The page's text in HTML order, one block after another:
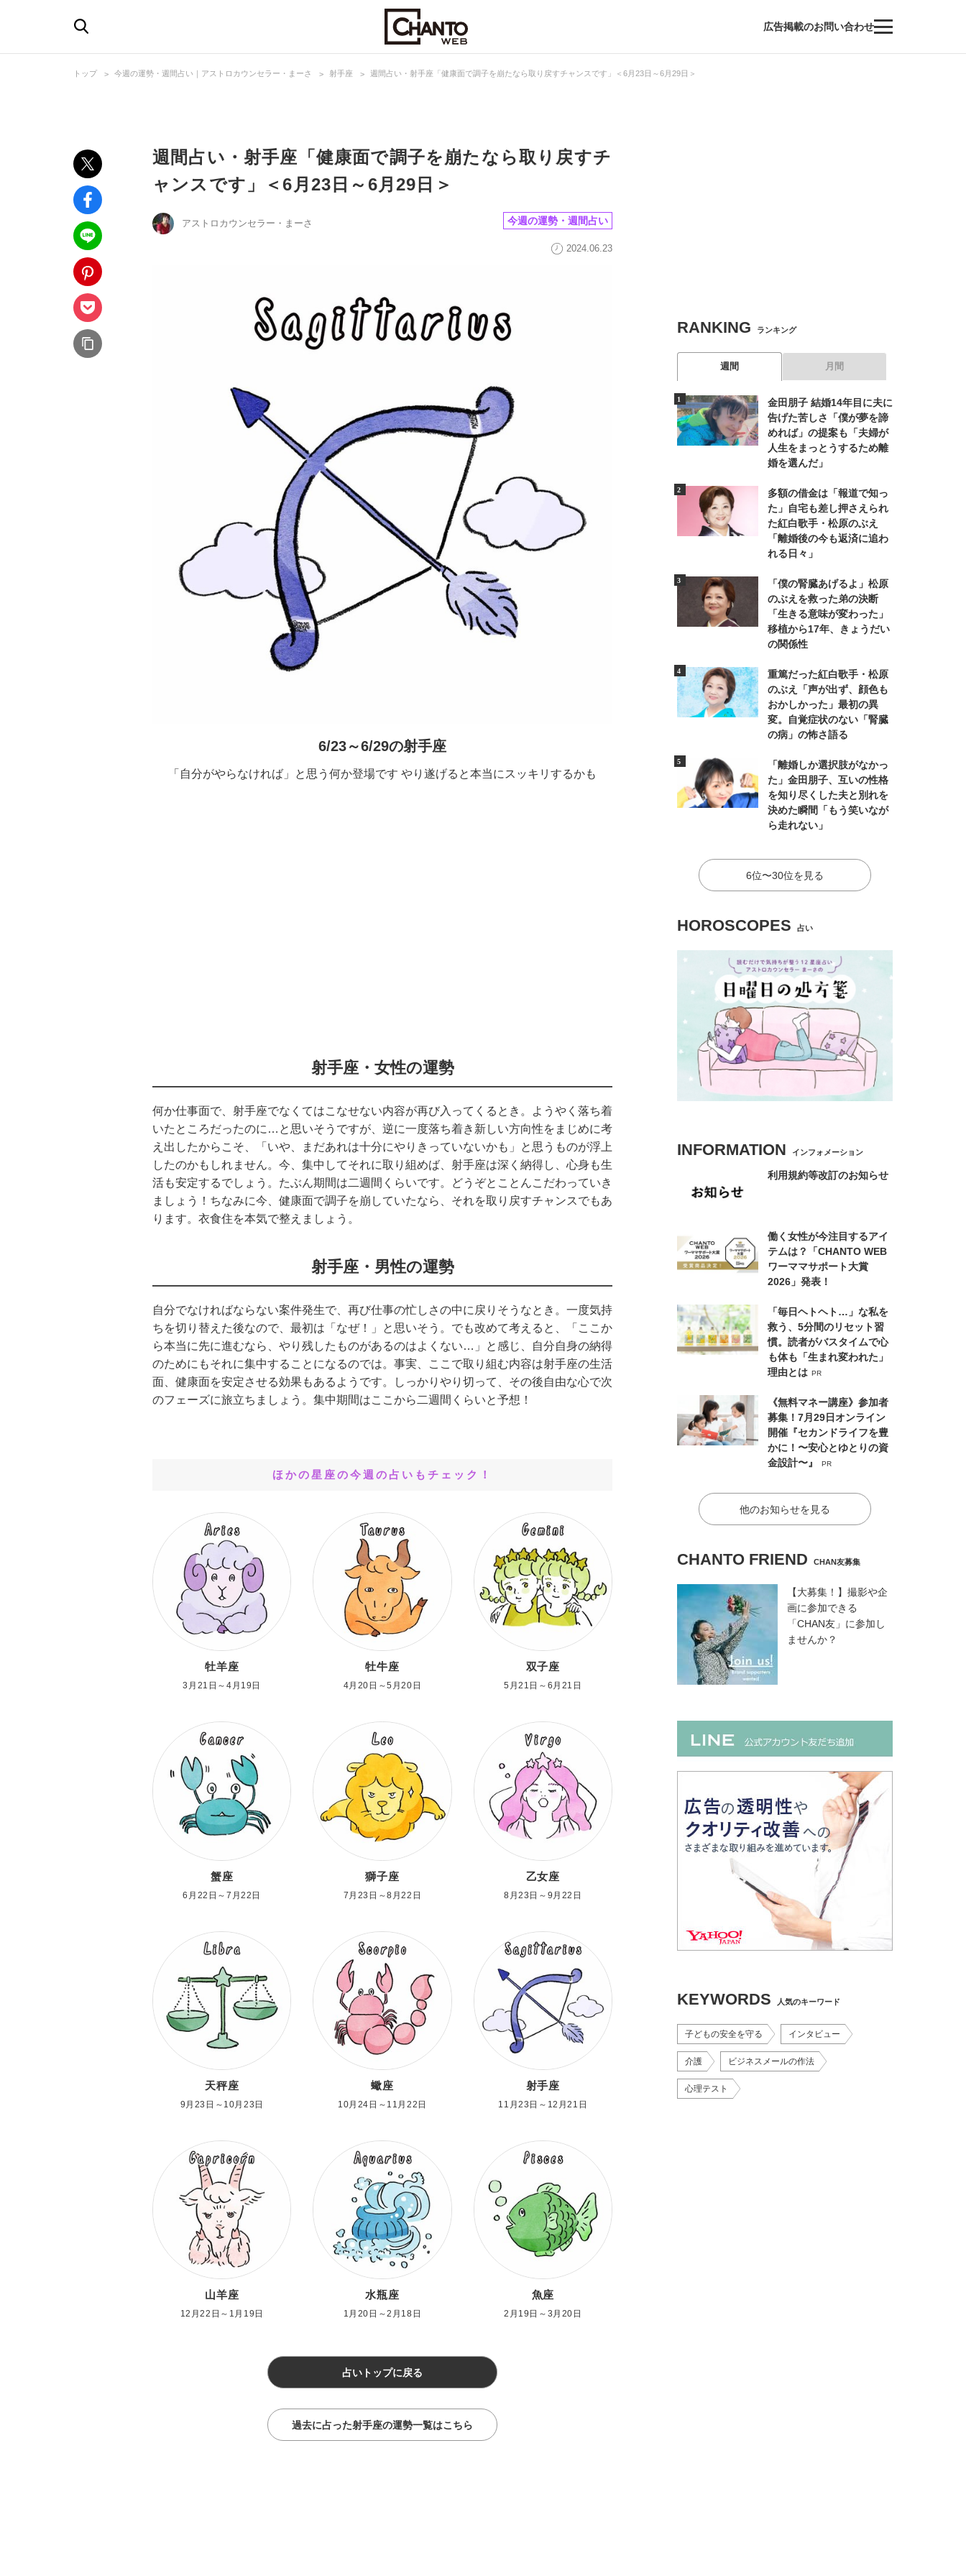
広告掲載のお問い合わせ
トップ 今週の運勢・週間占い｜アストロカウンセラー・まーさ 射手座 週間占い・射手座「健康面で調子を崩たなら取り戻すチャンスです」＜6月23日～6月29日＞
週間占い・射手座「健康面で調子を崩たなら取り戻すチ
ャンスです」＜6月23日～6月29日＞
アストロカウンセラー・まーさ 今週の運勢・週間占い
2024.06.23
6/23～6/29の射手座
「自分がやらなければ」と思う何か登場です やり遂げると本当にスッキリするかも
射手座・女性の運勢
何か仕事面で、射手座でなくてはこなせない内容が再び入ってくるとき。ようやく落ち着
いたところだったのに…と思いそうですが、逆に一度落ち着き新しい方向性をまじめに考
え出したからこそ、「いや、まだあれは十分にやりきっていないかも」と思うものが浮上
したのかもしれません。今、集中してそれに取り組めば、射手座は深く納得し、心身も生
活も安定するでしょう。たぶん期間は二週間くらいです。どうぞとことんこだわっていき
ましょう！ちなみに今、健康面で調子を崩していたなら、それを取り戻すチャンスでもあ
ります。衣食住を本気で整えましょう。
射手座・男性の運勢
自分でなければならない案件発生で、再び仕事の忙しさの中に戻りそうなとき。一度気持
ちを切り替えた後なので、最初は「なぜ！」と思いそう。でも改めて考えると、「ここか
ら本当に先に進むなら、やり残したものがあるのはよくない…」と感じ、自分自身の納得
のためにもそれに集中することになるのでは。事実、ここで取り組む内容は射手座の生活
面、健康面を安定させる効果もあるようです。しっかりやり切って、その後自由な心で次
のフェーズに旅立ちましょう。集中期間はここから二週間くらいと予想！
ほかの星座の今週の占いもチェック！
牡羊座
3月21日～4月19日
牡牛座
4月20日～5月20日
双子座
5月21日～6月21日
蟹座
6月22日～7月22日
獅子座
7月23日～8月22日
乙女座
8月23日～9月22日
天秤座
9月23日～10月23日
蠍座
10月24日～11月22日
射手座
11月23日～12月21日
山羊座
12月22日～1月19日
水瓶座
1月20日～2月18日
魚座
2月19日～3月20日
占いトップに戻る
過去に占った射手座の運勢一覧はこちら
RANKING ランキング
週間 月間
金田朋子 結婚14年目に夫に
告げた苦しさ「僕が夢を諦
めれば」の提案も「夫婦が
人生をまっとうするため離
婚を選んだ」
多額の借金は「報道で知っ
た」自宅も差し押さえられ
た紅白歌手・松原のぶえ
「離婚後の今も返済に追わ
れる日々」
「僕の腎臓あげるよ」松原
のぶえを救った弟の決断
「生きる意味が変わった」
移植から17年、きょうだい
の関係性
重篤だった紅白歌手・松原
のぶえ「声が出ず、顔色も
おかしかった」最初の異
変。自覚症状のない「腎臓
の病」の怖さ語る
「離婚しか選択肢がなかっ
た」金田朋子、互いの性格
を知り尽くした夫と別れを
決めた瞬間「もう笑いなが
ら走れない」
6位〜30位を見る
HOROSCOPES 占い
INFORMATION インフォメーション
利用規約等改訂のお知らせ
働く女性が今注目するアイ
テムは？「CHANTO WEB
ワーママサポート大賞
2026」発表！
「毎日ヘトヘト…」な私を
救う、5分間のリセット習
慣。読者がバスタイムで心
も体も「生まれ変われた」
理由とは PR
《無料マネー講座》参加者
募集！7月29日オンライン
開催『セカンドライフを豊
かに！〜安心とゆとりの資
金設計〜』
PR
他のお知らせを見る
CHANTO FRIEND CHAN友募集
【大募集！】撮影や企
画に参加できる
「CHAN友」に参加し
ませんか？
KEYWORDS 人気のキーワード
子どもの安全を守る インタビュー
介護 ビジネスメールの作法
心理テスト